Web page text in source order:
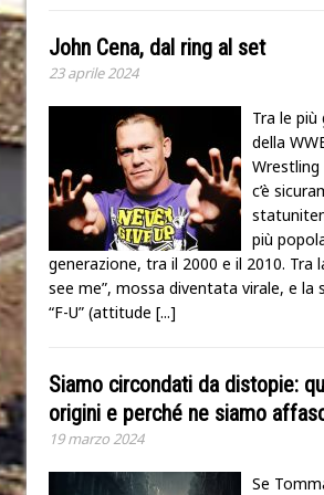
John Cena, dal ring al set
23 aprile 2024
Tra le più
della
c’è
più
generazione, tra il 2000 e il 2010. Tra
see me”, mossa diventata virale, e la
“F-U” (attitude [...]
Siamo circondati da distopie:
origini e perché ne siamo
19 marzo 2024
Se